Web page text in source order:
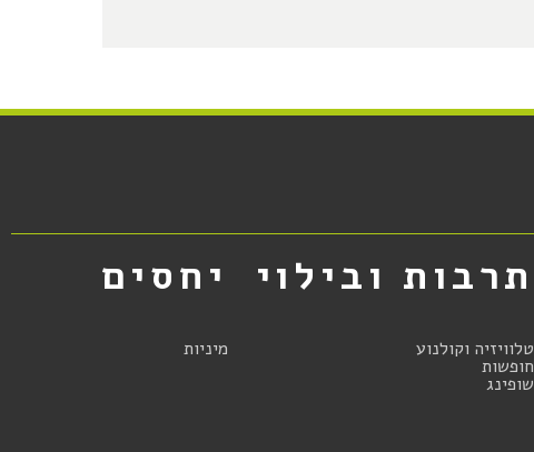
תרבות ובילוי
טלוויזיה וקולנוע
חופשות
שופינג
יחסים
מיניות